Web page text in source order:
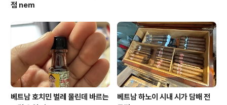
점 nem
베트남 호치민 벌레 물린데 바르는
베트남 하노이 시내 시가 담배 전